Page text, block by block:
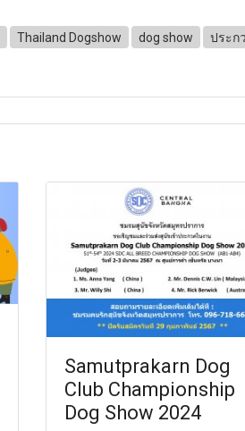
Thailand Dogshow dog show ประก
Samutprakarn Dog
Club Championship
Dog Show 2024